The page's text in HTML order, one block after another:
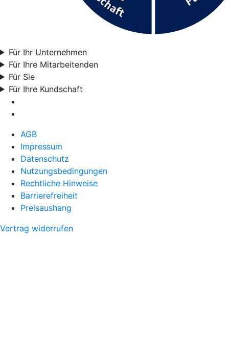
Für Ihr Unternehmen
Für Ihre Mitarbeitenden
Für Sie
Für Ihre Kundschaft
AGB
Impressum
Datenschutz
Nutzungsbedingungen
Rechtliche Hinweise
Barrierefreiheit
Preisaushang
Vertrag widerrufen